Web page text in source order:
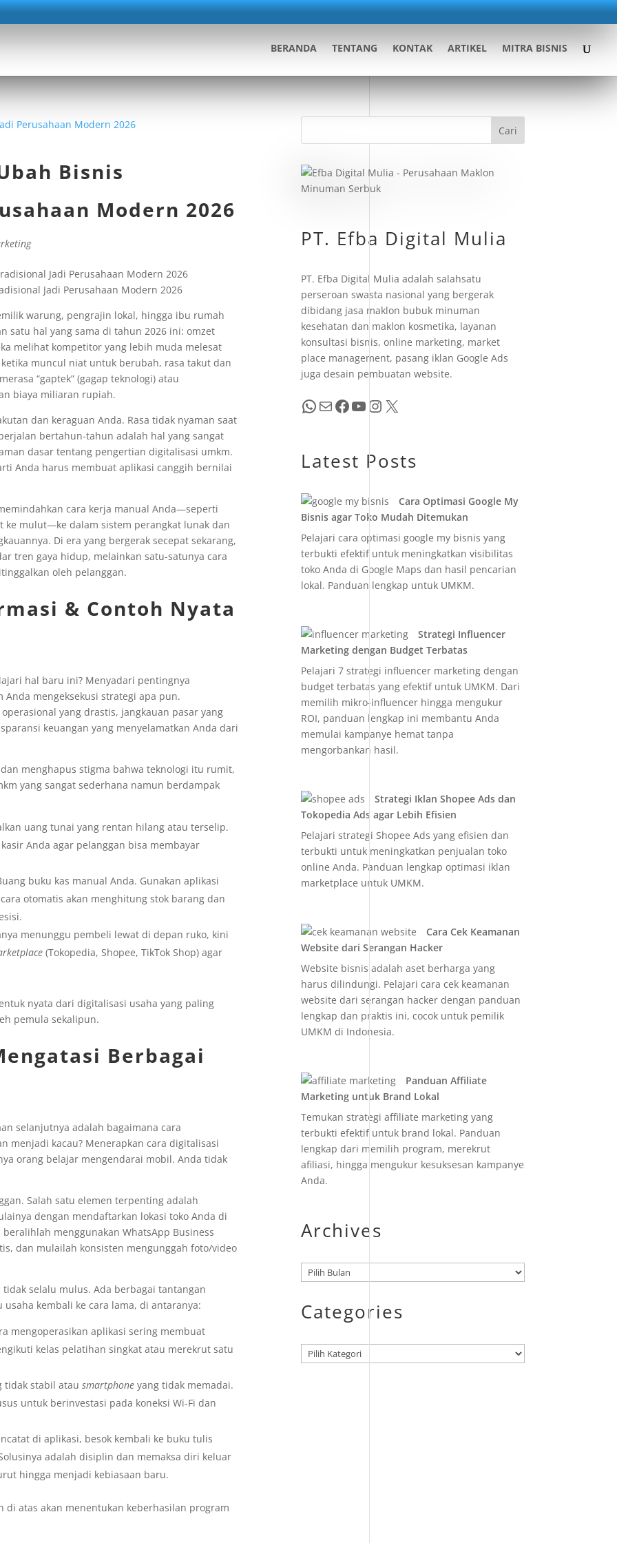
BERANDA TENTANG KONTAK ARTIKEL MITRA BISNIS
Bisnis
Modern 2026
Jadi Perusahaan Modern 2026
warung, pengrajin lokal, hingga ibu rumah
satu hal yang sama di tahun 2026 ini: omzet
melihat kompetitor yang lebih muda melesat
muncul niat untuk berubah, rasa takut dan
“gaptek” (gagap teknologi) atau
biaya miliaran rupiah.
dan keraguan Anda. Rasa tidak nyaman saat
bertahun-tahun adalah hal yang sangat
dasar tentang pengertian digitalisasi umkm.
Anda harus membuat aplikasi canggih bernilai
cara kerja manual Anda—seperti
mulut—ke dalam sistem perangkat lunak dan
Di era yang bergerak secepat sekarang,
tren gaya hidup, melainkan satu-satunya cara
oleh pelanggan.
& Contoh Nyata
hal baru ini? Menyadari pentingnya
mengeksekusi strategi apa pun.
yang drastis, jangkauan pasar yang
keuangan yang menyelamatkan Anda dari
menghapus stigma bahwa teknologi itu rumit,
yang sangat sederhana namun berdampak
uang tunai yang rentan hilang atau terselip.
Anda agar pelanggan bisa membayar
buku kas manual Anda. Gunakan aplikasi
otomatis akan menghitung stok barang dan
menunggu pembeli lewat di depan ruko, kini
(Tokopedia, Shopee, TikTok Shop) agar
nyata dari digitalisasi usaha yang paling
pemula sekalipun.
Berbagai
selanjutnya adalah bagaimana cara
menjadi kacau? Menerapkan cara digitalisasi
orang belajar mengendarai mobil. Anda tidak
Salah satu elemen terpenting adalah
dengan mendaftarkan lokasi toko Anda di
menggunakan WhatsApp Business
dan mulailah konsisten mengunggah foto/video
selalu mulus. Ada berbagai tantangan
kembali ke cara lama, di antaranya:
mengoperasikan aplikasi sering membuat
kelas pelatihan singkat atau merekrut satu
tidak stabil atausmartphone yang tidak memadai.
untuk berinvestasi pada koneksi Wi-Fi dan
di aplikasi, besok kembali ke buku tulis
adalah disiplin dan memaksa diri keluar
hingga menjadi kebiasaan baru.
atas akan menentukan keberhasilan program
Cari
PT. Efba Digital Mulia
PT. Efba Digital Mulia adalah salahsatu
perseroan swasta nasional yang bergerak
dibidang jasa maklon bubuk minuman
kesehatan dan maklon kosmetika, layanan
konsultasi bisnis, online marketing, market
place management, pasang iklan Google Ads
juga desain pembuatan website.
WhatsApp Mail Facebook YouTube InstagramX
Latest Posts
Cara Optimasi Google My
Bisnis agar Toko Mudah Ditemukan
Pelajari cara optimasi google my bisnis yang
terbukti efektif untuk meningkatkan visibilitas
toko Anda di Google Maps dan hasil pencarian
lokal. Panduan lengkap untuk UMKM.
Strategi Influencer
Marketing dengan Budget Terbatas
Pelajari 7 strategi influencer marketing dengan
budget terbatas yang efektif untuk UMKM. Dari
memilih mikro-influencer hingga mengukur
ROI, panduan lengkap ini membantu Anda
memulai kampanye hemat tanpa
mengorbankan hasil.
Strategi Iklan Shopee Ads dan
Tokopedia Ads agar Lebih Efisien
Pelajari strategi Shopee Ads yang efisien dan
terbukti untuk meningkatkan penjualan toko
online Anda. Panduan lengkap optimasi iklan
marketplace untuk UMKM.
Cara Cek Keamanan
Website dari Serangan Hacker
Website bisnis adalah aset berharga yang
harus dilindungi. Pelajari cara cek keamanan
website dari serangan hacker dengan panduan
lengkap dan praktis ini, cocok untuk pemilik
UMKM di Indonesia.
Panduan Affiliate
Marketing untuk Brand Lokal
Temukan strategi affiliate marketing yang
terbukti efektif untuk brand lokal. Panduan
lengkap dari memilih program, merekrut
afiliasi, hingga mengukur kesuksesan kampanye
Anda.
Archives
Arsip
Categories
Kategori